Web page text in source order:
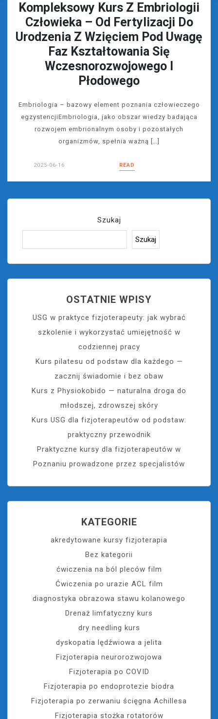
Kompleksowy Kurs Z Embriologii
Człowieka – Od Fertylizacji Do
Urodzenia Z Wzięciem Pod Uwagę
Faz Kształtowania Się
Wczesnorozwojowego I
Płodowego
Embriologia – bazowy element poznania człowieczego
egzystencjiEmbriologia, jako obszar wiedzy badająca
rozwojem embrionalnym osoby i pozostałych
organizmów, spełnia ważną […]
2025-06-16 READ
Szukaj
Szukaj
OSTATNIE WPISY
USG w praktyce fizjoterapeuty: jak wybrać
szkolenie i wykorzystać umiejętność w
codziennej pracy
Kurs pilatesu od podstaw dla każdego —
zacznij świadomie i bez obaw
Kurs z Physiokobido — naturalna droga do
młodszej, zdrowszej skóry
Kurs USG dla fizjoterapeutów od podstaw:
praktyczny przewodnik
Praktyczne kursy dla fizjoterapeutów w
Poznaniu prowadzone przez specjalistów
KATEGORIE
akredytowane kursy fizjoterapia
Bez kategorii
ćwiczenia na ból pleców film
Ćwiczenia po urazie ACL film
diagnostyka obrazowa stawu kolanowego
Drenaż limfatyczny kurs
dry needling kurs
dyskopatia lędźwiowa a jelita
Fizjoterapia neurorozwojowa
Fizjoterapia po COVID
Fizjoterapia po endoprotezie biodra
Fizjoterapia po zerwaniu ścięgna Achillesa
Fizjoterapia stożka rotatorów